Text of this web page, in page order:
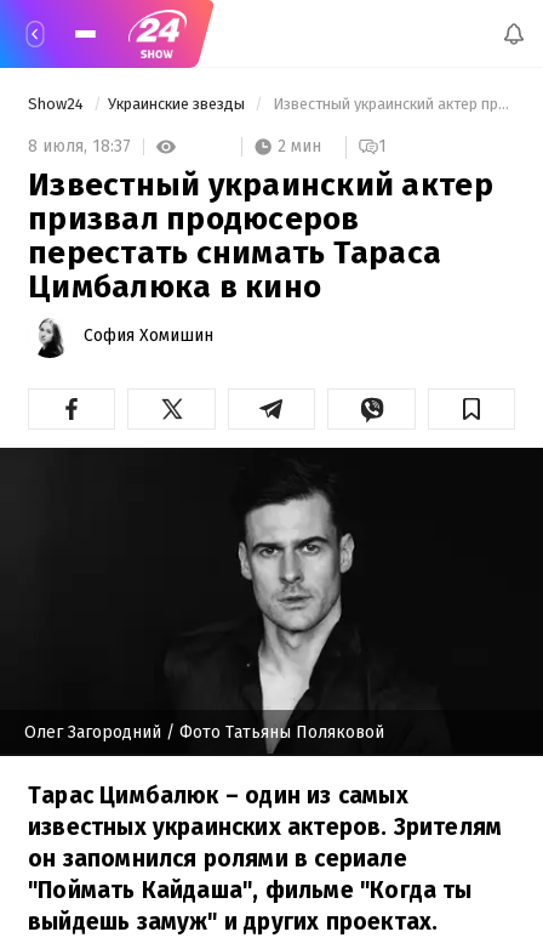
Show24 Украинские звезды Известный украинский актер призвал продюсеров перестать снимать Тараса Цимбалюка в кино
8 июля, 18:37 2 мин 1
Известный украинский актер
призвал продюсеров
перестать снимать Тараса
Цимбалюка в кино
София Хомишин
Олег Загородний / Фото Татьяны Поляковой
Тарас Цимбалюк – один из самых
известных украинских актеров. Зрителям
он запомнился ролями в сериале
"Поймать Кайдаша", фильме "Когда ты
выйдешь замуж" и других проектах.